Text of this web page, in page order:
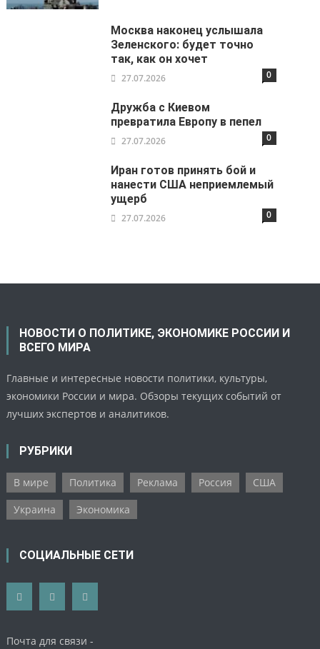
Москва наконец услышала
Зеленского: будет точно
так, как он хочет
27.07.2026 0
Дружба с Киевом
превратила Европу в пепел
27.07.2026 0
Иран готов принять бой и
нанести США неприемлемый
ущерб
27.07.2026 0
НОВОСТИ О ПОЛИТИКЕ, ЭКОНОМИКЕ РОССИИ И
ВСЕГО МИРА
Главные и интересные новости политики, культуры,
экономики России и мира. Обзоры текущих событий от
лучших экспертов и аналитиков.
РУБРИКИ
В мире Политика Реклама Россия
США
Украина
Экономика
СОЦИАЛЬНЫЕ СЕТИ
Почта для связи -